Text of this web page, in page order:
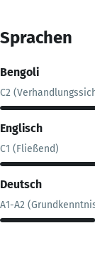
Sprachen
Bengoli
C2
Englisch
C1 (Fließend)
Deutsch
A1-A2